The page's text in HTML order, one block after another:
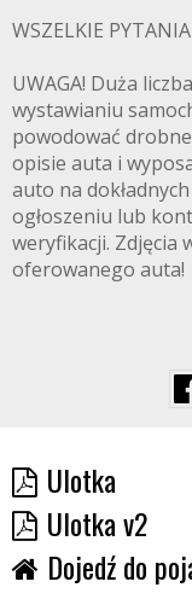
WSZELKIE
UWAGA! Duża
wystawianiu
powodować
opisie auta i
auto na
ogłoszeniu lub
weryfikacji. Zdjęcia
oferowanego auta!
Ulotka
Ulotka v2
Dojedź do